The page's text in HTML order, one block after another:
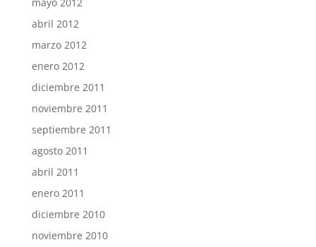
abril 2012
marzo 2012
enero 2012
diciembre 2011
noviembre 2011
septiembre 2011
agosto 2011
abril 2011
enero 2011
diciembre 2010
noviembre 2010